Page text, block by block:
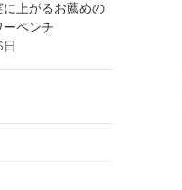
上がるお薦めの
ーペンチ